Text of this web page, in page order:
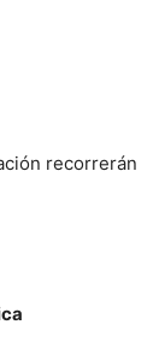
recorrerán